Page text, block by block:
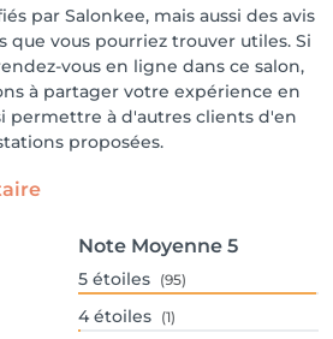
par Salonkee, mais aussi des avis
que vous pourriez trouver utiles. Si
vous en ligne dans ce salon,
à partager votre expérience en
permettre à d'autres clients d'en
proposées.
Note Moyenne 5
5 étoiles (95)
4 étoiles (1)